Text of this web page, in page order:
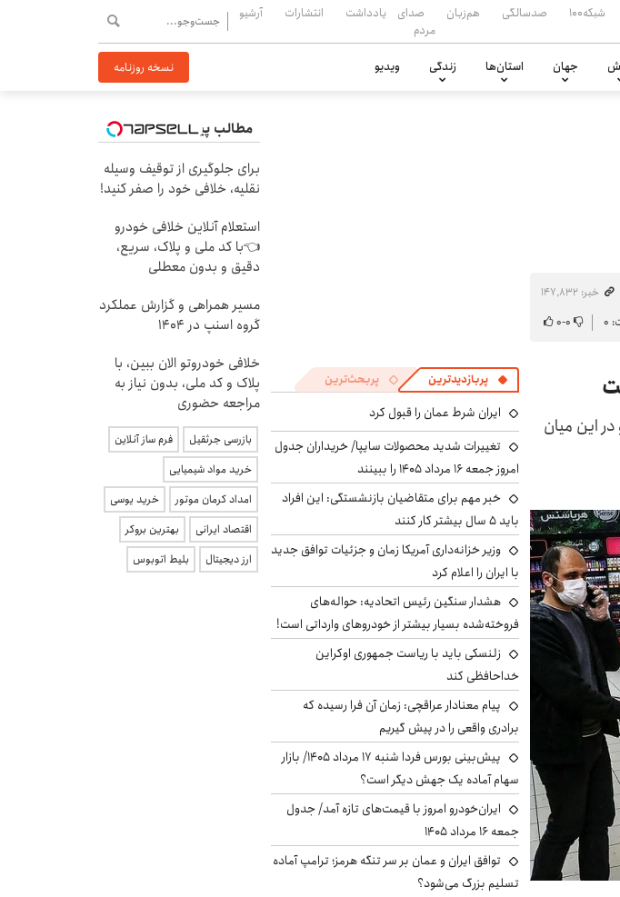
شبکه۱۰۰ صدسالگی هم‌زبان
صدای
مردم
یادداشت انتشارات آرشیو
جهان استان‌ها زندگی ویدیو نسخه روزنامه
خبر: ۱۴۷٬۸۳۲
۰ ۰-۰
این میان
پربازدیدترین پربحث‌ترین
ایران شرط عمان را قبول کرد
تغییرات شدید محصولات سایپا/ خریداران جدول
امروز جمعه ۱۶ مرداد ۱۴۰۵ را ببینند
خبر مهم برای متقاضیان بازنشستگی: این افراد
باید ۵ سال بیشتر کار کنند
وزیر خزانه‌داری آمریکا زمان و جزئیات توافق جدید
با ایران را اعلام کرد
هشدار سنگین رئیس اتحادیه: حواله‌های
فروخته‌شده بسیار بیشتر از خودروهای وارداتی است!
زلنسکی باید با ریاست جمهوری اوکراین
خداحافظی کند
پیام معنادار عراقچی: زمان آن فرا رسیده که
برادری واقعی را در پیش گیریم
پیش‌بینی بورس فردا شنبه ۱۷ مرداد ۱۴۰۵/ بازار
سهام آماده یک جهش دیگر است؟
ایران‌خودرو امروز با قیمت‌های تازه آمد/ جدول
جمعه ۱۶ مرداد ۱۴۰۵
توافق ایران و عمان بر سر تنگه هرمز؛ ترامپ آماده
تسلیم بزرگ می‌شود؟
مطالب پیشنهادی
برای جلوگیری از توقیف وسیله
نقلیه، خلافی خود را صفر کنید!
استعلام آنلاین خلافی خودرو
👈با کد ملی و پلاک، سریع،
دقیق و بدون معطلی
مسیر همراهی و گزارش عملکرد
گروه اسنپ در ۱۴۰۴
خلافی خودروتو الان ببین، با
پلاک و کد ملی، بدون نیاز به
مراجعه حضوری
بازرسی جرثقیل
فرم ساز آنلاین
خرید مواد شیمیایی
امداد کرمان موتور
خرید یوسی
اقتصاد ایرانی
بهترین بروکر
ارز دیجیتال
بلیط اتوبوس